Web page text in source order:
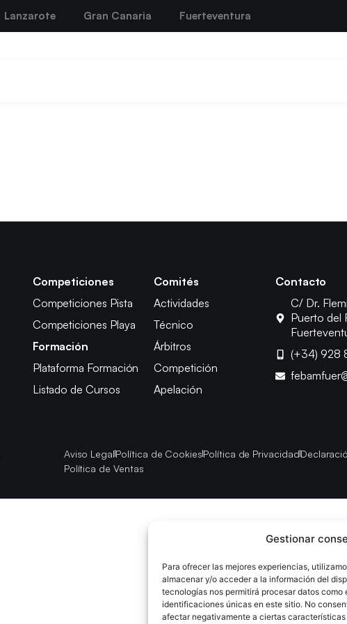
Gestionar
Para ofrecer las mejores experiencias,
almacenar y/o acceder a la información del
tecnologías nos permitirá procesar datos
identificaciones únicas en este sitio. No
afectar negativamente a ciertas
Lanzarote Gran Canaria Fuerteventura
Competiciones
Competiciones Pista
Competiciones Playa
Formación
Plataforma Formación
Listado de Cursos
Comités
Actividades
Técnico
Árbitros
Competición
Apelación
Contacto
C/ Dr.
Puerto del
(+34) 928
Aviso LegalPolítica de CookiesPolítica de Privacidad
Política de Ventas